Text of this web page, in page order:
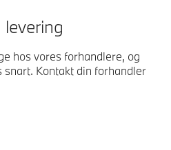
hos vores forhandlere, og
snart. Kontakt din forhandler